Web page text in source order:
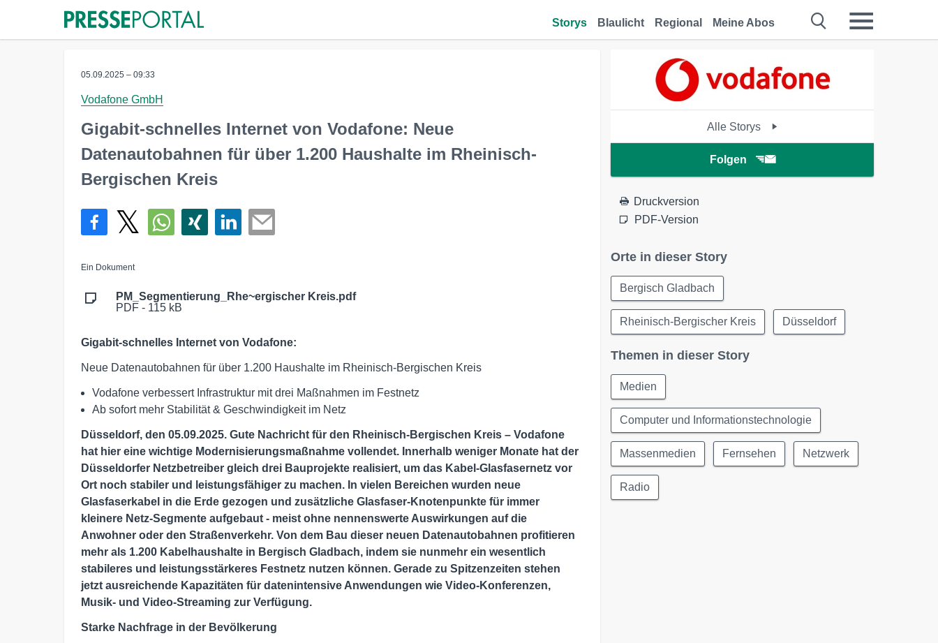
Storys Blaulicht Regional Meine Abos
05.09.2025 – 09:33
Vodafone GmbH
Gigabit-schnelles Internet von Vodafone: Neue
Datenautobahnen für über 1.200 Haushalte im Rheinisch-
Bergischen Kreis
Ein Dokument
PM_Segmentierung_Rhe~ergischer Kreis.pdf
PDF - 115 kB
Gigabit-schnelles Internet von Vodafone:
Neue Datenautobahnen für über 1.200 Haushalte im Rheinisch-Bergischen Kreis
Vodafone verbessert Infrastruktur mit drei Maßnahmen im Festnetz
Ab sofort mehr Stabilität & Geschwindigkeit im Netz
Düsseldorf, den 05.09.2025. Gute Nachricht für den Rheinisch-Bergischen Kreis – Vodafone
hat hier eine wichtige Modernisierungsmaßnahme vollendet. Innerhalb weniger Monate hat der
Düsseldorfer Netzbetreiber gleich drei Bauprojekte realisiert, um das Kabel-Glasfasernetz vor
Ort noch stabiler und leistungsfähiger zu machen. In vielen Bereichen wurden neue
Glasfaserkabel in die Erde gezogen und zusätzliche Glasfaser-Knotenpunkte für immer
kleinere Netz-Segmente aufgebaut - meist ohne nennenswerte Auswirkungen auf die
Anwohner oder den Straßenverkehr. Von dem Bau dieser neuen Datenautobahnen profitieren
mehr als 1.200 Kabelhaushalte in Bergisch Gladbach, indem sie nunmehr ein wesentlich
stabileres und leistungsstärkeres Festnetz nutzen können. Gerade zu Spitzenzeiten stehen
jetzt ausreichende Kapazitäten für datenintensive Anwendungen wie Video-Konferenzen,
Musik- und Video-Streaming zur Verfügung.
Starke Nachfrage in der Bevölkerung
Alle Storys
Folgen
Druckversion
PDF-Version
Orte in dieser Story
Bergisch Gladbach
Rheinisch-Bergischer Kreis Düsseldorf
Themen in dieser Story
Medien
Computer und Informationstechnologie
Massenmedien Fernsehen Netzwerk
Radio